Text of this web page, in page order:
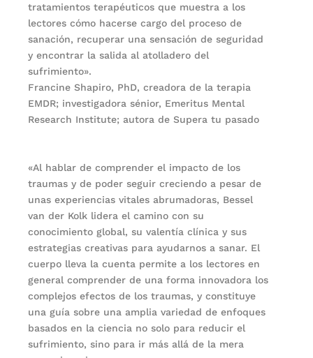
tratamientos terapéuticos que muestra a los
lectores cómo hacerse cargo del proceso de
sanación, recuperar una sensación de seguridad
y encontrar la salida al atolladero del
sufrimiento».
Francine Shapiro, PhD, creadora de la terapia
EMDR; investigadora sénior, Emeritus Mental
Research Institute; autora de Supera tu pasado
«Al hablar de comprender el impacto de los
traumas y de poder seguir creciendo a pesar de
unas experiencias vitales abrumadoras, Bessel
van der Kolk lidera el camino con su
conocimiento global, su valentía clínica y sus
estrategias creativas para ayudarnos a sanar. El
cuerpo lleva la cuenta permite a los lectores en
general comprender de una forma innovadora los
complejos efectos de los traumas, y constituye
una guía sobre una amplia variedad de enfoques
basados en la ciencia no solo para reducir el
sufrimiento, sino para ir más allá de la mera